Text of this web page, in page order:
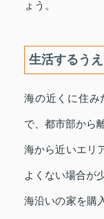
ょう。
生活するう
海の近くに住み
で、都市部から
海から近いエリ
よくない場合が
海沿いの家を購